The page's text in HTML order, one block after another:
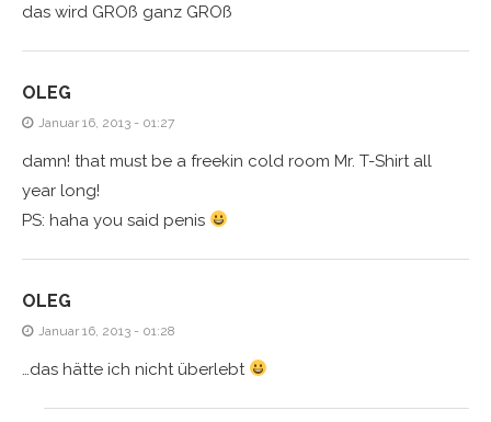
das wird GROß ganz GROß
OLEG
Januar 16, 2013 - 01:27
damn! that must be a freekin cold room Mr. T-Shirt all
year long!
PS: haha you said penis
OLEG
Januar 16, 2013 - 01:28
…das hätte ich nicht überlebt